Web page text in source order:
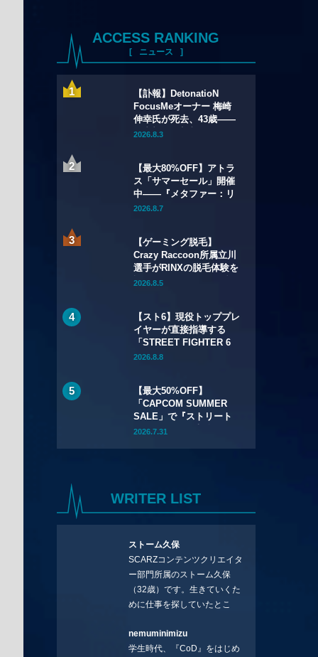
ACCESS RANKING
ニュース
【訃報】DetonatioN
FocusMeオーナー 梅崎
伸幸氏が死去、43歳——
国内初の給与制eスポーツ
2026.8.3
【最大80%OFF】アトラ
ス「サマーセール」開催
中——『メタファー：リ
ファンタジオ』デジタル
2026.8.7
【ゲーミング脱毛】
Crazy Raccoon所属立川
選手がRINXの脱毛体験を
語る——インタビュー記
2026.8.5
【スト6】現役トッププレ
イヤーが直接指導する
「STREET FIGHTER 6
LEVEL UP ACADEMY」
2026.8.8
【最大50%OFF】
「CAPCOM SUMMER
SALE」で『ストリート
ファイター6』本編が
2026.7.31
WRITER LIST
ストーム久保
SCARZコンテンツクリエイタ
ー部門所属のストーム久保
（32歳）です。生きていくた
めに仕事を探していたとこ
コラムを連載させてもらえる
ことになりました。言いたい
nemuminimizu
学生時代、『CoD』をはじめ